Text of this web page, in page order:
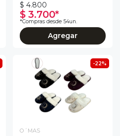
$ 4.800
$ 3.700*
*Compras desde 54un.
Agregar
-22%
O´MAS